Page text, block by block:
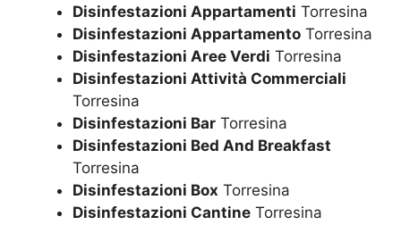
Disinfestazioni Appartamenti Torresina
Disinfestazioni Appartamento Torresina
Disinfestazioni Aree Verdi Torresina
Disinfestazioni Attività Commerciali
Torresina
Disinfestazioni Bar Torresina
Disinfestazioni Bed And Breakfast
Torresina
Disinfestazioni Box Torresina
Disinfestazioni Cantine Torresina